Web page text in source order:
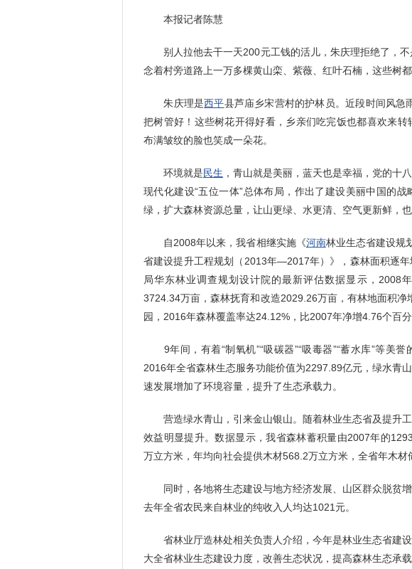
本报记者陈慧
别人拉他去干一天200元工钱的活儿，朱庆理拒绝了，不
念着村旁道路上一万多棵黄山栾、紫薇、红叶石楠，这些树
朱庆理是西平县芦庙乡宋营村的护林员。近段时间风急
把树管好！这些树花开得好看，乡亲们吃完饭也都喜欢来转
布满皱纹的脸也笑成一朵花。
环境就是民生 ，青山就是美丽，蓝天也是幸福，党的十
现代化建设“五位一体”总体布局，作出了建设美丽中国的
绿，扩大森林资源总量，让山更绿、水更清、空气更新鲜，也
自2008年以来，我省相继实施《河南林业生态省建设规
省建设提升工程规划（2013年—2017年）》，森林面积逐
局华东林业调查规划设计院的最新评估数据显示，2008
3724.34万亩，森林抚育和改造2029.26万亩，有林地面积
园，2016年森林覆盖率达24.12%，比2007年净增4.76个百分
9年间，有着“制氧机”“吸碳器”“吸毒器”“蓄水库”等美誉
2016年全省森林生态服务功能价值为2297.89亿元，绿水青
速发展增加了环境容量，提升了生态承载力。
营造绿水青山，引来金山银山。随着林业生态省及提升
效益明显提升。数据显示，我省森林蓄积量由2007年的
万立方米，年均向社会提供木材568.2万立方米，全省年木材
同时，各地将生态建设与地方经济发展、山区群众脱贫增
去年全省农民来自林业的纯收入人均达1021元。
省林业厅造林处相关负责人介绍，今年是林业生态省建设
大全省林业生态建设力度，改善生态状况，提高森林生态承